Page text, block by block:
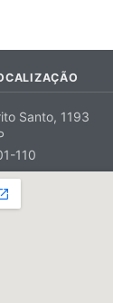
Santo, 1193
110